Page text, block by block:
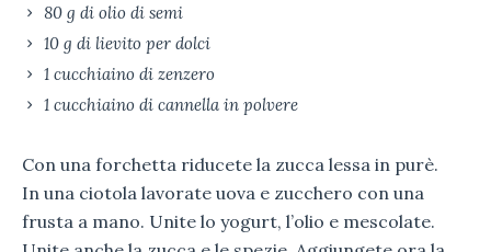
80 g di olio di semi
10 g di lievito per dolci
1 cucchiaino di zenzero
1 cucchiaino di cannella in polvere
Con una forchetta riducete la zucca lessa in purè.
In una ciotola lavorate uova e zucchero con una
frusta a mano. Unite lo yogurt, l’olio e mescolate.